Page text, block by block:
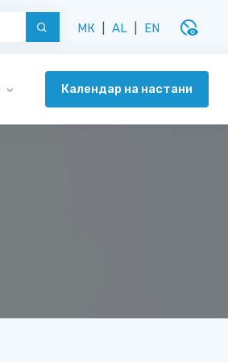
МК AL EN disabled_visible
Календар на настани